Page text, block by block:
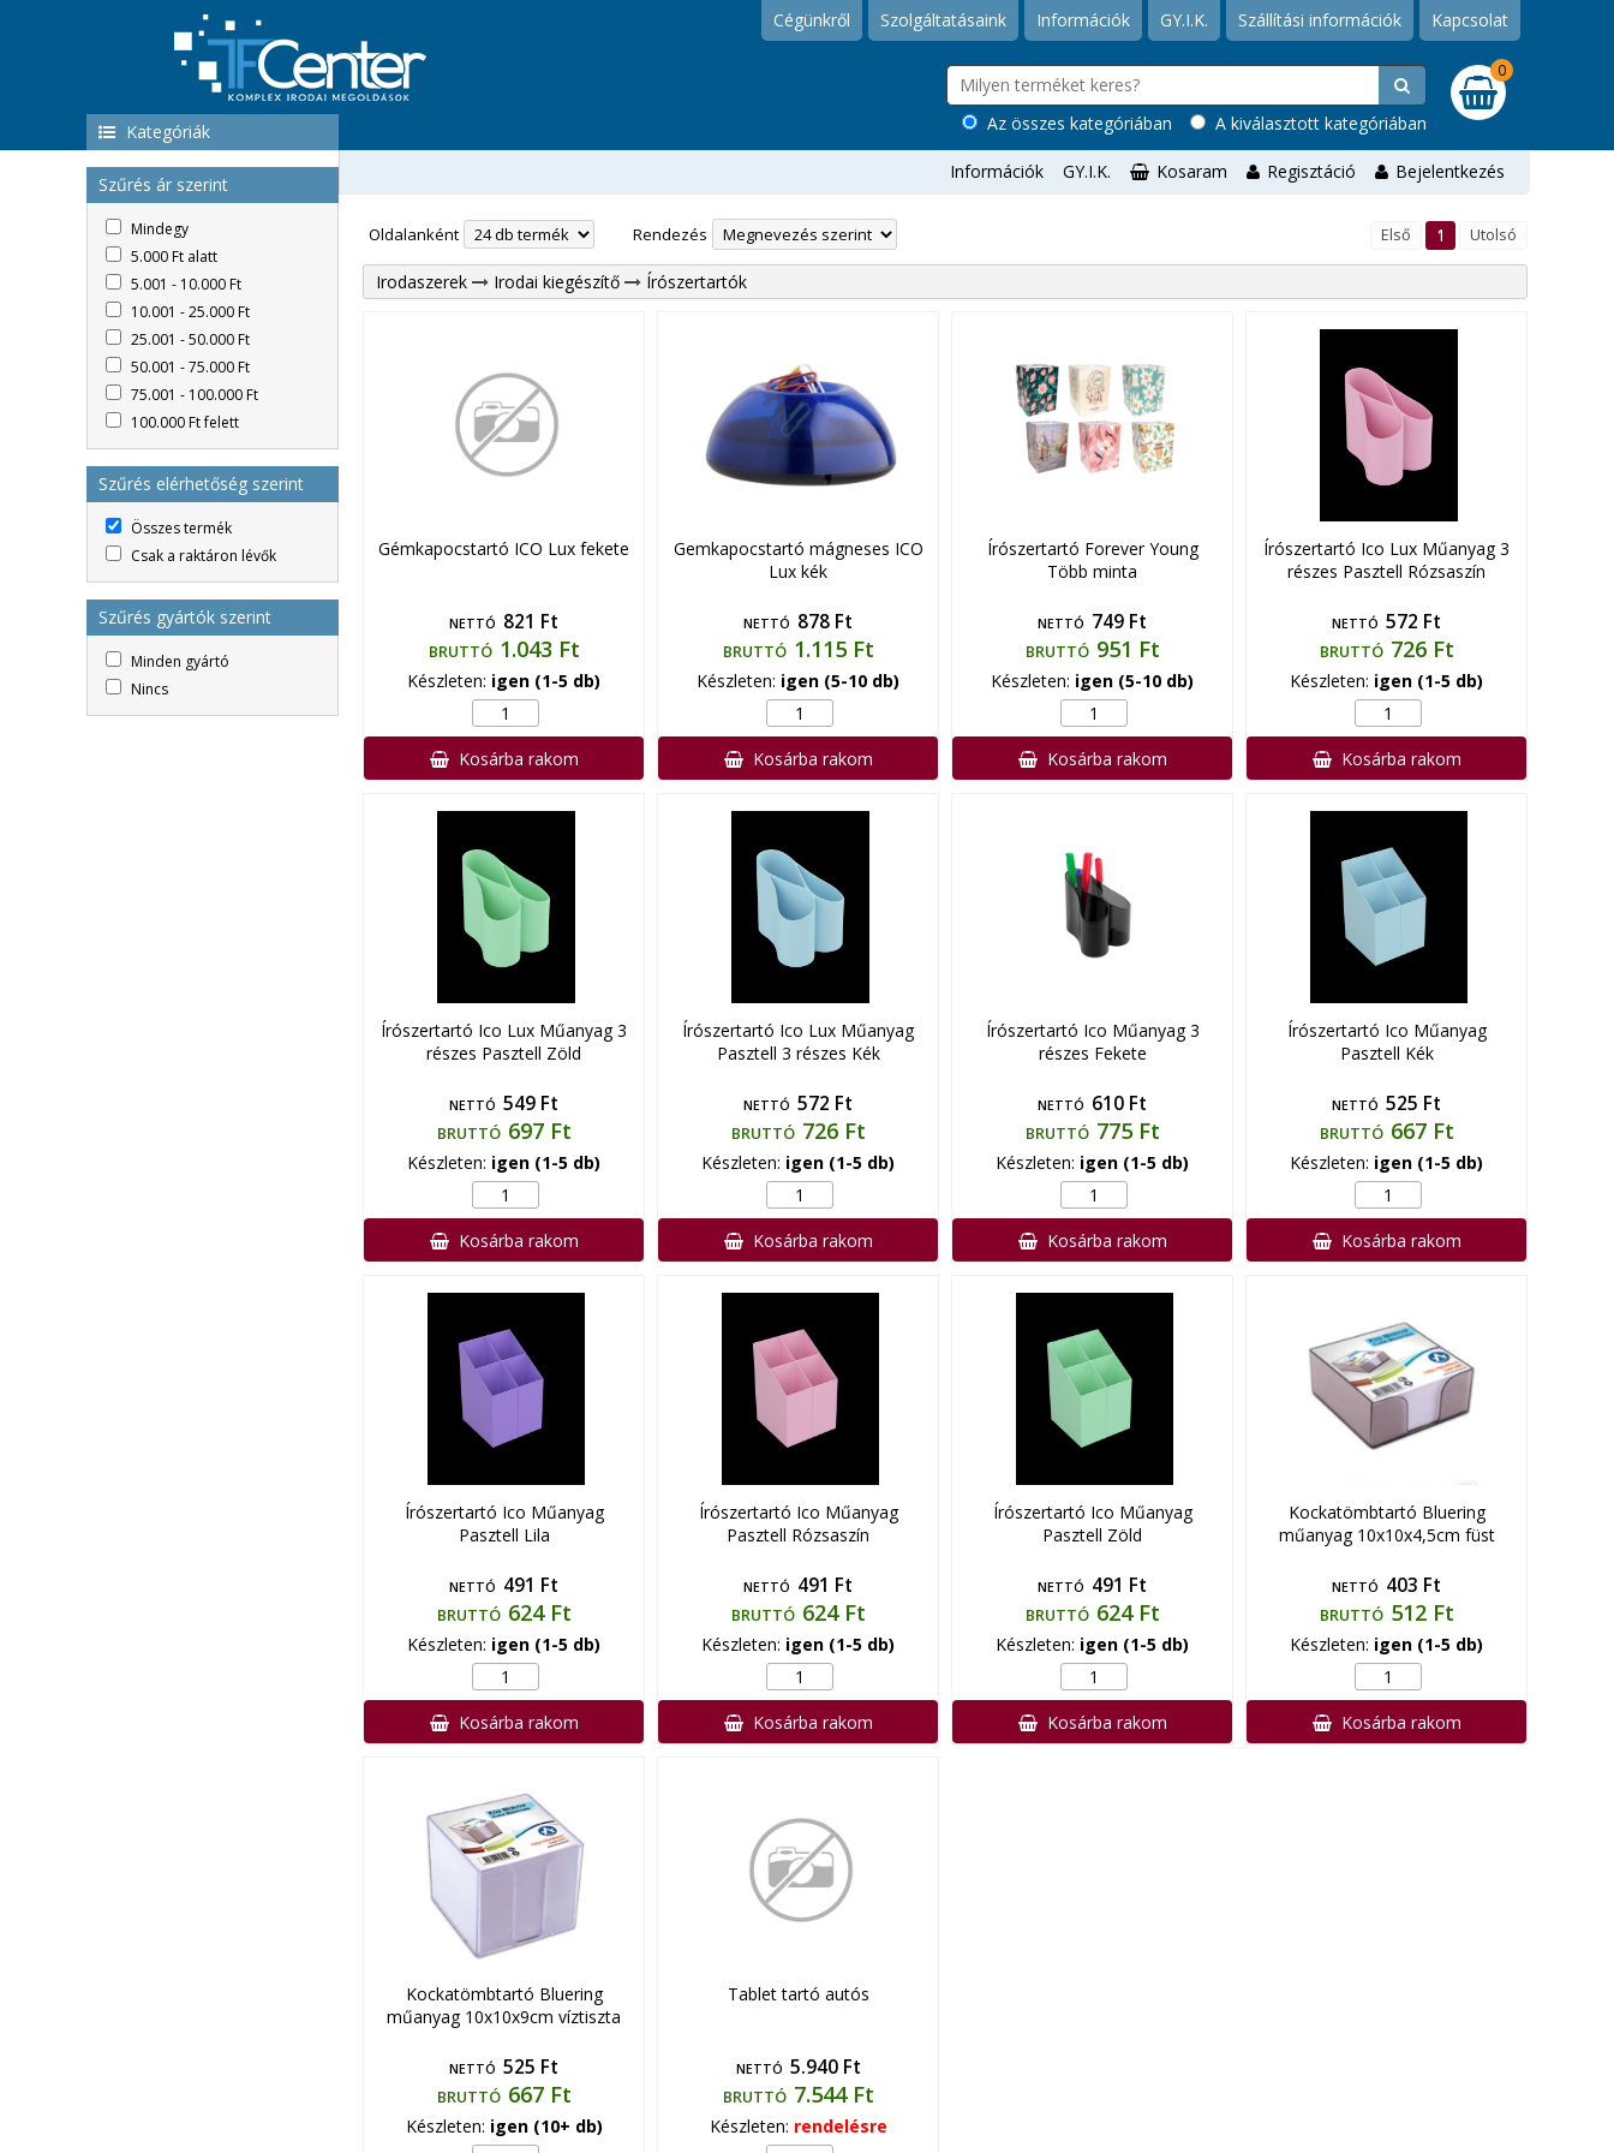
Cégünkről Szolgáltatásaink Információk GY.I.K. Szállítási információk Kapcsolat
A kiválasztott kategóriában
Az összes kategóriában
0
Kategóriák
Szűrés ár szerint
Mindegy
5.000 Ft alatt
5.001 - 10.000 Ft
10.001 - 25.000 Ft
25.001 - 50.000 Ft
50.001 - 75.000 Ft
75.001 - 100.000 Ft
100.000 Ft felett
Szűrés elérhetőség szerint
Összes termék
Csak a raktáron lévők
Szűrés gyártók szerint
Minden gyártó
Nincs
Információk GY.I.K. Kosaram Regisztáció Bejelentkezés
Oldalanként Rendezés Első 1 Utolsó
Irodaszerek Irodai kiegészítő Írószertartók
Gémkapocstartó ICO Lux fekete
NETTÓ 821 Ft
BRUTTÓ 1.043 Ft
Készleten: igen (1-5 db)
Kosárba rakom
Gemkapocstartó mágneses ICO
Lux kék
NETTÓ 878 Ft
BRUTTÓ 1.115 Ft
Készleten: igen (5-10 db)
Kosárba rakom
Írószertartó Forever Young
Több minta
NETTÓ 749 Ft
BRUTTÓ 951 Ft
Készleten: igen (5-10 db)
Kosárba rakom
Írószertartó Ico Lux Műanyag 3
részes Pasztell Rózsaszín
NETTÓ 572 Ft
BRUTTÓ 726 Ft
Készleten: igen (1-5 db)
Kosárba rakom
Írószertartó Ico Lux Műanyag 3
részes Pasztell Zöld
NETTÓ 549 Ft
BRUTTÓ 697 Ft
Készleten: igen (1-5 db)
Kosárba rakom
Írószertartó Ico Lux Műanyag
Pasztell 3 részes Kék
NETTÓ 572 Ft
BRUTTÓ 726 Ft
Készleten: igen (1-5 db)
Kosárba rakom
Írószertartó Ico Műanyag 3
részes Fekete
NETTÓ 610 Ft
BRUTTÓ 775 Ft
Készleten: igen (1-5 db)
Kosárba rakom
Írószertartó Ico Műanyag
Pasztell Kék
NETTÓ 525 Ft
BRUTTÓ 667 Ft
Készleten: igen (1-5 db)
Kosárba rakom
Írószertartó Ico Műanyag
Pasztell Lila
NETTÓ 491 Ft
BRUTTÓ 624 Ft
Készleten: igen (1-5 db)
Kosárba rakom
Írószertartó Ico Műanyag
Pasztell Rózsaszín
NETTÓ 491 Ft
BRUTTÓ 624 Ft
Készleten: igen (1-5 db)
Kosárba rakom
Írószertartó Ico Műanyag
Pasztell Zöld
NETTÓ 491 Ft
BRUTTÓ 624 Ft
Készleten: igen (1-5 db)
Kosárba rakom
Kockatömbtartó Bluering
műanyag 10x10x4,5cm füst
NETTÓ 403 Ft
BRUTTÓ 512 Ft
Készleten: igen (1-5 db)
Kosárba rakom
Kockatömbtartó Bluering
műanyag 10x10x9cm víztiszta
NETTÓ 525 Ft
BRUTTÓ 667 Ft
Készleten: igen (10+ db)
Tablet tartó autós
NETTÓ 5.940 Ft
BRUTTÓ 7.544 Ft
Készleten: rendelésre